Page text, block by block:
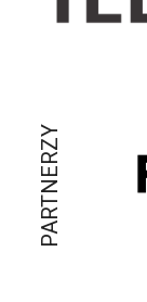
PARTNERZY